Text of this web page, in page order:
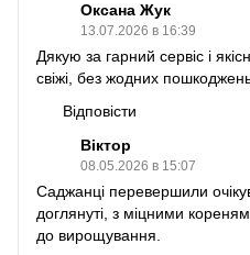
Оксана Жук
13.07.2026 в 16:39
Дякую за гарний сервіс і
свіжі, без жодних
Відповісти
Віктор
08.05.2026 в 15:07
Саджанці перевершили
доглянуті, з міцними
до вирощування.